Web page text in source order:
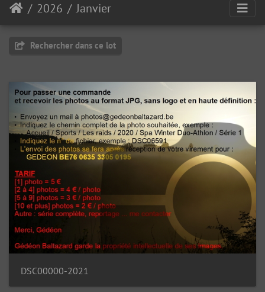
2026 Janvier
Rechercher dans ce lot
DSC00000-2021